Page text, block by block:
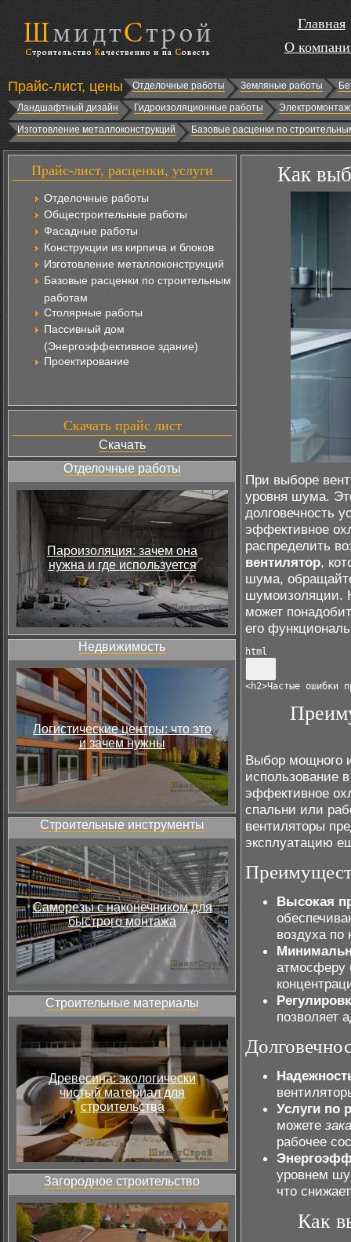
Главная
О
Прайс-лист, цены Отделочные работы Земляные работы
Ландшафтный дизайн
Гидроизоляционные работы
Изготовление металлоконструкций
Базовые расценки по
Прайс-лист, расценки, услуги
Отделочные работы
Общестроительные работы
Фасадные работы
Конструкции из кирпича и блоков
Изготовление металлоконструкций
Базовые расценки по строительным
работам
Столярные работы
Пассивный дом
(Энергоэффективное здание)
Проектирование
Скачать прайс лист
Скачать
Отделочные работы
Пароизоляция: зачем она
нужна и где используется
Недвижимость
Логистические центры: что это
и зачем нужны
Строительные инструменты
Саморезы с наконечником для
быстрого монтажа
Строительные материалы
Древесина: экологически
чистый материал для
строительства
Загородное строительство
Как
При выборе
уровня шума.
долговечность
эффективное
распределить
вентилятор,
шума,
шумоизоляции.
может
его
html
<h2>Частые ошибки
Выбор мощного
использование
эффективное
спальни или
вентиляторы
эксплуатацию
Высокая
воздуха по
атмосферу
позволяет
Услуги по
можете
рабочее
уровнем
что
Как